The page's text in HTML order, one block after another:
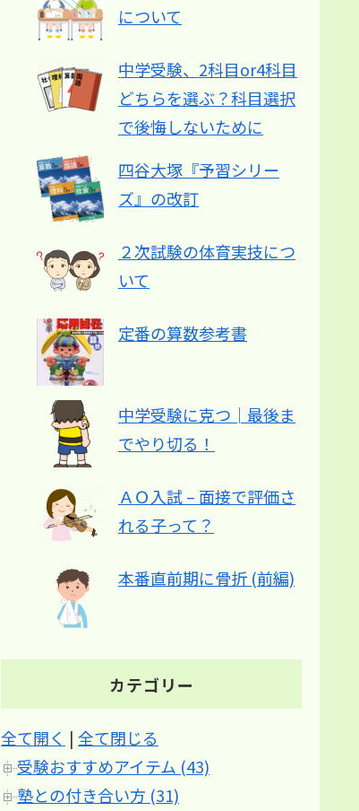
について
中学受験、2科目or4科目
どちらを選ぶ？科目選択
で後悔しないために
四谷大塚『予習シリー
ズ』の改訂
２次試験の体育実技につ
いて
定番の算数参考書
中学受験に克つ│最後ま
でやり切る！
ＡＯ入試 – 面接で評価さ
れる子って？
本番直前期に骨折 (前編)
カテゴリー
全て開く | 全て閉じる
受験おすすめアイテム (43)
塾との付き合い方 (31)